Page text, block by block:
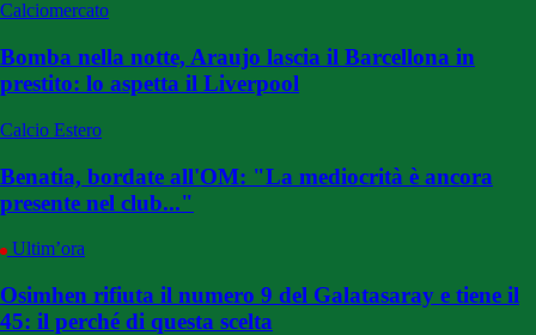
Calciomercato
Bomba nella notte, Araujo lascia il Barcellona in
prestito: lo aspetta il Liverpool
Calcio Estero
Benatia, bordate all'OM: "La mediocrità è ancora
presente nel club..."
Ultim’ora
Osimhen rifiuta il numero 9 del Galatasaray e tiene il
45: il perché di questa scelta